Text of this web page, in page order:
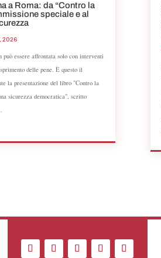
a Roma: da “Contro la
speciale e al
2026
può essere affrontata solo con interventi
delle pene. È questo il
la presentazione del libro "Contro la
sicurezza democratica", scritto